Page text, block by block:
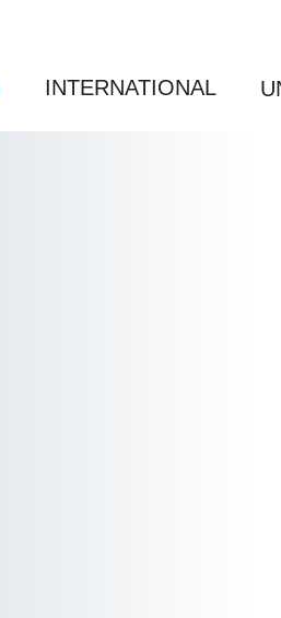
INTERNATIONAL